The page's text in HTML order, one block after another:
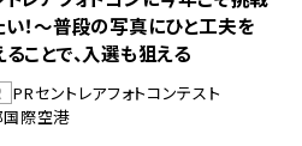
い！～普段の写真にひと工夫を
ことで、入選も狙える
PRセントレアフォトコンテスト
国際空港